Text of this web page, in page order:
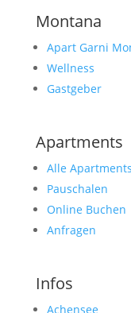
Montana
Apart Garni
Wellness
Gastgeber
Apartments
Alle Apartments
Pauschalen
Online Buchen
Anfragen
Infos
Achensee